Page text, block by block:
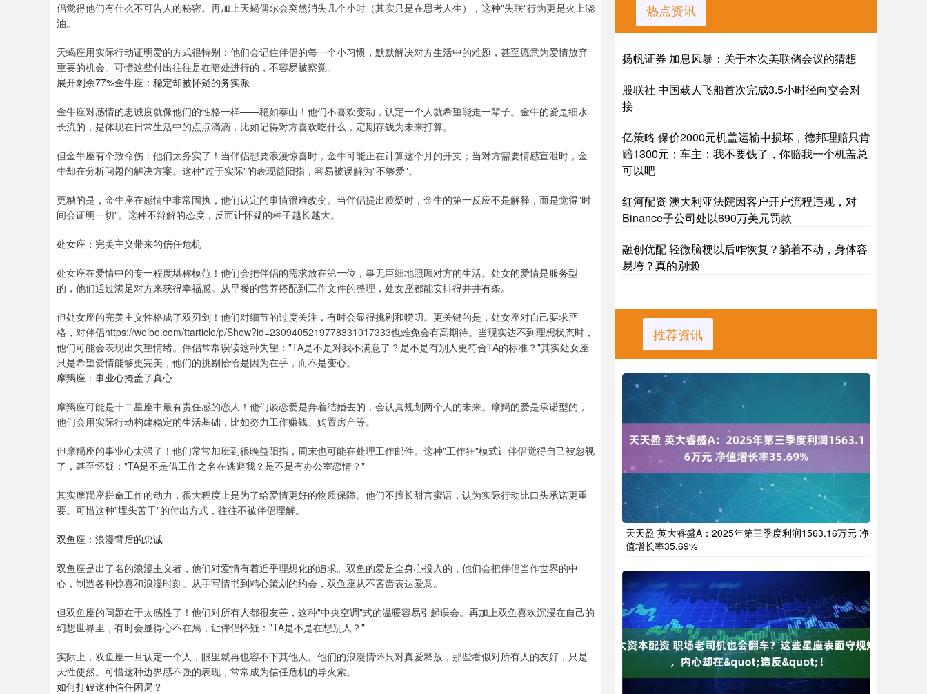
侣觉得他们有什么不可告人的秘密。再加上天蝎偶尔会突然消失几个小时（其实只是在思考人生），这种"失联"行为更是火上浇
油。
天蝎座用实际行动证明爱的方式很特别：他们会记住伴侣的每一个小习惯，默默解决对方生活中的难题，甚至愿意为爱情放弃
重要的机会。可惜这些付出往往是在暗处进行的，不容易被察觉。
展开剩余77%金牛座：稳定却被怀疑的务实派
金牛座对感情的忠诚度就像他们的性格一样——稳如泰山！他们不喜欢变动，认定一个人就希望能走一辈子。金牛的爱是细水
长流的，是体现在日常生活中的点点滴滴，比如记得对方喜欢吃什么，定期存钱为未来打算。
但金牛座有个致命伤：他们太务实了！当伴侣想要浪漫惊喜时，金牛可能正在计算这个月的开支；当对方需要情感宣泄时，金
牛却在分析问题的解决方案。这种"过于实际"的表现益阳指，容易被误解为"不够爱"。
更糟的是，金牛座在感情中非常固执，他们认定的事情很难改变。当伴侣提出质疑时，金牛的第一反应不是解释，而是觉得"时
间会证明一切"。这种不辩解的态度，反而让怀疑的种子越长越大。
处女座：完美主义带来的信任危机
处女座在爱情中的专一程度堪称模范！他们会把伴侣的需求放在第一位，事无巨细地照顾对方的生活。处女的爱情是服务型
的，他们通过满足对方来获得幸福感。从早餐的营养搭配到工作文件的整理，处女座都能安排得井井有条。
但处女座的完美主义性格成了双刃剑！他们对细节的过度关注，有时会显得挑剔和唠叨。更关键的是，处女座对自己要求严
格，对伴侣https://weibo.com/ttarticle/p/Show?id=2309405219778331017333也难免会有高期待。当现实达不到理想状态时，
他们可能会表现出失望情绪。伴侣常常误读这种失望："TA是不是对我不满意了？是不是有别人更符合TA的标准？"其实处女座
只是希望爱情能够更完美，他们的挑剔恰恰是因为在乎，而不是变心。
摩羯座：事业心掩盖了真心
摩羯座可能是十二星座中最有责任感的恋人！他们谈恋爱是奔着结婚去的，会认真规划两个人的未来。摩羯的爱是承诺型的，
他们会用实际行动构建稳定的生活基础，比如努力工作赚钱、购置房产等。
但摩羯座的事业心太强了！他们常常加班到很晚益阳指，周末也可能在处理工作邮件。这种"工作狂"模式让伴侣觉得自己被忽视
了，甚至怀疑："TA是不是借工作之名在逃避我？是不是有办公室恋情？"
其实摩羯座拼命工作的动力，很大程度上是为了给爱情更好的物质保障。他们不擅长甜言蜜语，认为实际行动比口头承诺更重
要。可惜这种"埋头苦干"的付出方式，往往不被伴侣理解。
双鱼座：浪漫背后的忠诚
双鱼座是出了名的浪漫主义者，他们对爱情有着近乎理想化的追求。双鱼的爱是全身心投入的，他们会把伴侣当作世界的中
心，制造各种惊喜和浪漫时刻。从手写情书到精心策划的约会，双鱼座从不吝啬表达爱意。
但双鱼座的问题在于太感性了！他们对所有人都很友善，这种"中央空调"式的温暖容易引起误会。再加上双鱼喜欢沉浸在自己的
幻想世界里，有时会显得心不在焉，让伴侣怀疑："TA是不是在想别人？"
实际上，双鱼座一旦认定一个人，眼里就再也容不下其他人。他们的浪漫情怀只对真爱释放，那些看似对所有人的友好，只是
天性使然。可惜这种边界感不强的表现，常常成为信任危机的导火索。
如何打破这种信任困局？
热点资讯
扬帆证券 加息风暴：关于本次美联储会议的猜想
股联社 中国载人飞船首次完成3.5小时径向交会对
接
亿策略 保价2000元机盖运输中损坏，德邦理赔只肯
赔1300元；车主：我不要钱了，你赔我一个机盖总
可以吧
红河配资 澳大利亚法院因客户开户流程违规，对
Binance子公司处以690万美元罚款
融创优配 轻微脑梗以后咋恢复？躺着不动，身体容
易垮？真的别懒
推荐资讯
天天盈 英大睿盛A：2025年第三季度利润1563.16万元 净
值增长率35.69%